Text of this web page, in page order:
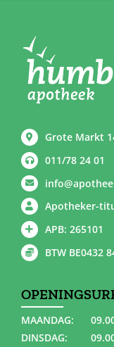
Grote Markt
011/78 24 01
Apotheker-
APB: 265101
BTW BE0432
MAANDAG:
DINSDAG: